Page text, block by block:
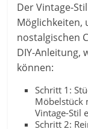
Der Vintage-
Möglichkeiten,
nostalgischen
DIY-Anleitung,
können:
Schritt 1:
Möbelstück
Vintage-Stil
Schritt 2: